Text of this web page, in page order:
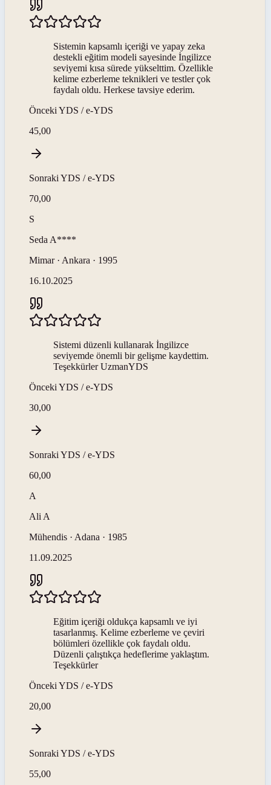
Sistemin kapsamlı içeriği ve yapay zeka
destekli eğitim modeli sayesinde İngilizce
seviyemi kısa sürede yükselttim. Özellikle
kelime ezberleme teknikleri ve testler çok
faydalı oldu. Herkese tavsiye ederim.
Önceki YDS / e-YDS
45,00
Sonraki YDS / e-YDS
70,00
S
Seda A****
Mimar · Ankara · 1995
16.10.2025
Sistemi düzenli kullanarak İngilizce
seviyemde önemli bir gelişme kaydettim.
Teşekkürler UzmanYDS
Önceki YDS / e-YDS
30,00
Sonraki YDS / e-YDS
60,00
A
Ali A
Mühendis · Adana · 1985
11.09.2025
Eğitim içeriği oldukça kapsamlı ve iyi
tasarlanmış. Kelime ezberleme ve çeviri
bölümleri özellikle çok faydalı oldu.
Düzenli çalıştıkça hedeflerime yaklaştım.
Teşekkürler
Önceki YDS / e-YDS
20,00
Sonraki YDS / e-YDS
55,00